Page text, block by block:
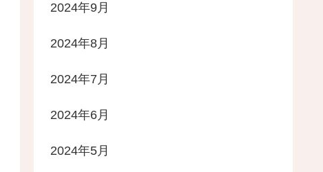
2024年9月
2024年8月
2024年7月
2024年6月
2024年5月